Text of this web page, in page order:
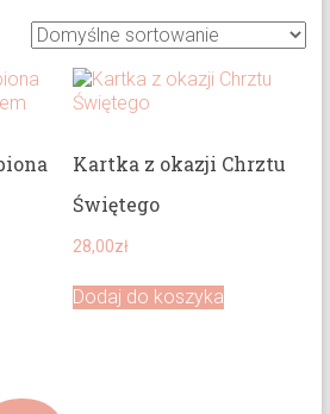
Kartka z okazji Chrztu
Świętego
28,00zł
Dodaj do koszyka